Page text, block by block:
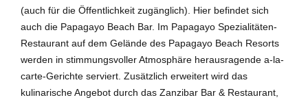
(auch für die Öffentlichkeit zugänglich). Hier befindet sich
auch die Papagayo Beach Bar. Im Papagayo Spezialitäten-
Restaurant auf dem Gelände des Papagayo Beach Resorts
werden in stimmungsvoller Atmosphäre herausragende a-la-
carte-Gerichte serviert. Zusätzlich erweitert wird das
kulinarische Angebot durch das Zanzibar Bar & Restaurant,